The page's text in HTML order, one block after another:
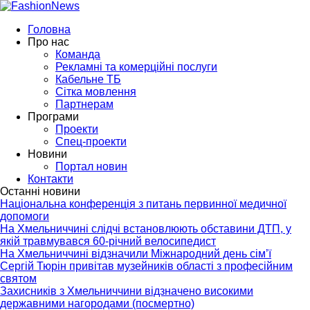
Головна
Про нас
Команда
Рекламні та комерційні послуги
Кабельне ТБ
Сітка мовлення
Партнерам
Програми
Проекти
Спец-проекти
Новини
Портал новин
Контакти
Останні новини
ДТП, у